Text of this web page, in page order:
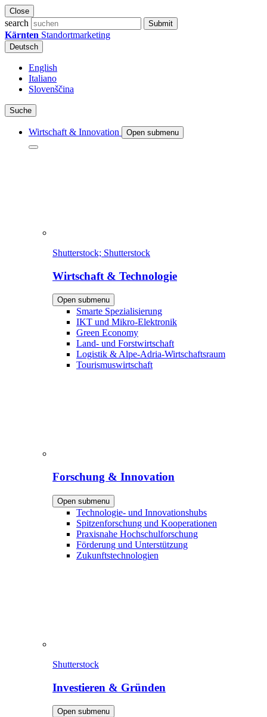
Close
search Submit
Kärnten Standortmarketing
Deutsch
English
Italiano
Slovenščina
Suche
Wirtschaft & Innovation Open submenu
Shutterstock; Shutterstock
Wirtschaft & Technologie
Open submenu
Smarte Spezialisierung
IKT und Mikro-Elektronik
Green Economy
Land- und Forstwirtschaft
Logistik & Alpe-Adria-Wirtschaftsraum
Tourismuswirtschaft
Forschung & Innovation
Open submenu
Technologie- und Innovationshubs
Spitzenforschung und Kooperationen
Praxisnahe Hochschulforschung
Förderung und Unterstützung
Zukunftstechnologien
Shutterstock
Investieren & Gründen
Open submenu